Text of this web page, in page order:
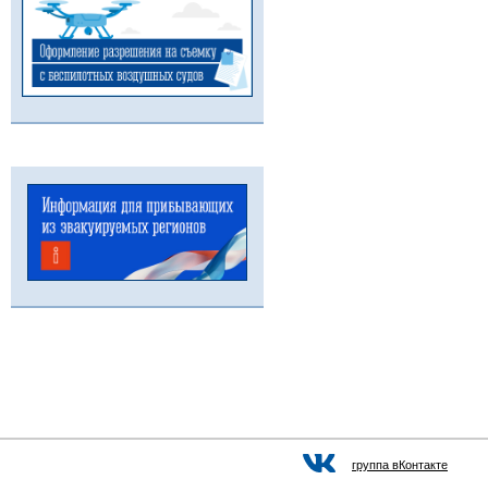
группа вКонтакте